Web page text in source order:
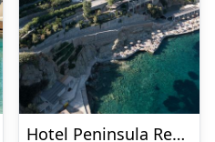
Hotel Peninsula Resort & Spa